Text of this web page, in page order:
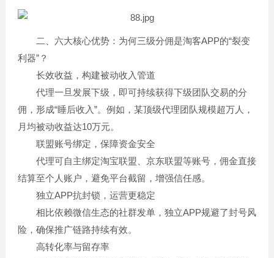
二、六大核心优势：为何三级分佣是淘客APP的“裂变
利器”？
长效收益，构建被动收入管道
代理一旦发展下级，即可持续获得下级团队交易的分
佣，形成“睡后收入”。例如，某顶级代理团队规模超万人，
月均被动收益达10万元。
联盟账号绑定，保障资金安全
代理可自主绑定淘宝联盟、京东联盟等账号，佣金直接
结算至个人账户，避免平台截留，增强信任感。
独立APP抗封锁，运营更稳定
相比依赖微信生态的社群发单，独立APP规避了封号风
险，确保推广链路持续有效。
高转化率与留存率